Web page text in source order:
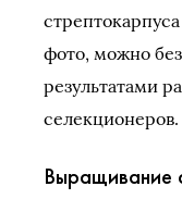
фото, можно
результатами
селекционеров.
Выращивание